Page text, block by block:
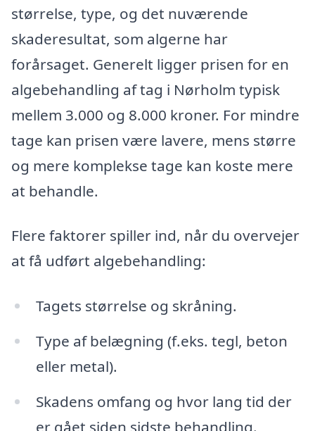
størrelse, type, og det nuværende
skaderesultat, som algerne har
forårsaget. Generelt ligger prisen for en
algebehandling af tag i Nørholm typisk
mellem 3.000 og 8.000 kroner. For mindre
tage kan prisen være lavere, mens større
og mere komplekse tage kan koste mere
at behandle.
Flere faktorer spiller ind, når du overvejer
at få udført algebehandling:
Tagets størrelse og skråning.
Type af belægning (f.eks. tegl, beton
eller metal).
Skadens omfang og hvor lang tid der
er gået siden sidste behandling.